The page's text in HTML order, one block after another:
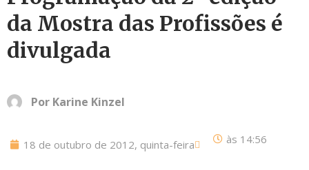
da Mostra das Profissões é
divulgada
Por Karine Kinzel
18 de outubro de 2012, quinta-feira às 14:56